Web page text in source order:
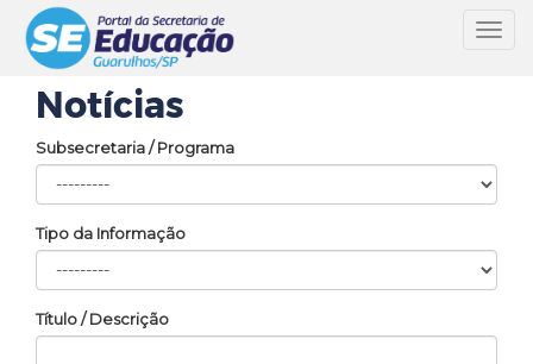
Notícias
Subsecretaria / Programa
Tipo da Informação
Título / Descrição